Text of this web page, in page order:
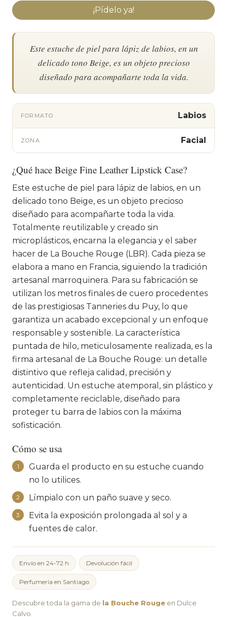
¡Pídelo ya!
Este estuche de piel para lápiz de labios, en un
delicado tono Beige, es un objeto precioso
diseñado para acompañarte toda la vida.
FORMATO Labios
ZONA Facial
¿Qué hace Beige Fine Leather Lipstick Case?
Este estuche de piel para lápiz de labios, en un
delicado tono Beige, es un objeto precioso
diseñado para acompañarte toda la vida.
Totalmente reutilizable y creado sin
microplásticos, encarna la elegancia y el saber
hacer de La Bouche Rouge (LBR). Cada pieza se
elabora a mano en Francia, siguiendo la tradición
artesanal marroquinera. Para su fabricación se
utilizan los metros finales de cuero procedentes
de las prestigiosas Tanneries du Puy, lo que
garantiza un acabado excepcional y un enfoque
responsable y sostenible. La característica
puntada de hilo, meticulosamente realizada, es la
firma artesanal de La Bouche Rouge: un detalle
distintivo que refleja calidad, precisión y
autenticidad. Un estuche atemporal, sin plástico y
completamente reciclable, diseñado para
proteger tu barra de labios con la máxima
sofisticación.
Cómo se usa
1
Guarda el producto en su estuche cuando
no lo utilices.
2 Límpialo con un paño suave y seco.
3
Evita la exposición prolongada al sol y a
fuentes de calor.
Envío en 24-72 h Devolución fácil
Perfumería en Santiago
Descubre toda la gama de la Bouche Rouge en Dulce
Calvo.